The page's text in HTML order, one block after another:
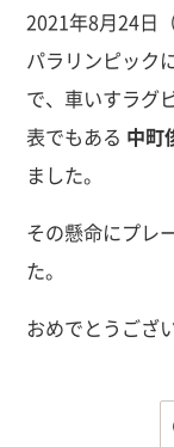
2021年8月24日
パラリンピック
で、車いすラグ
表でもある 中町
ました。
その懸命にプレ
た。
おめでとうござ